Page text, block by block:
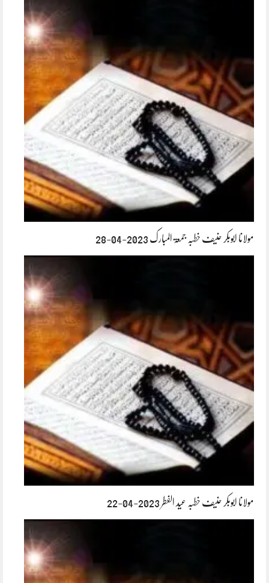
مولانا ابوبکر حنیف خطبہ جمعۃ المبارک 2023-04-28
مولانا ابوبکر حنیف خطبہ عید الفطر 2023-04-22